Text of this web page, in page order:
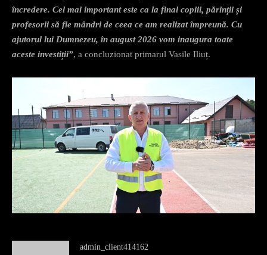
încredere. Cel mai important este ca la final copiii, părinții și
profesorii să fie mândri de ceea ce am realizat împreună. Cu
ajutorul lui Dumnezeu, în august 2026 vom inaugura toate
aceste investiții”, a concluzionat primarul Vasile Iliuț.
admin_client414162